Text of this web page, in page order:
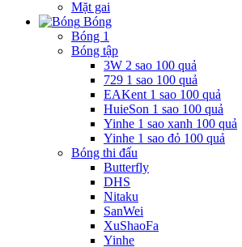
Mặt gai
Bóng
Bóng 1
Bóng tập
3W 2 sao 100 quả
729 1 sao 100 quả
EAKent 1 sao 100 quả
HuieSon 1 sao 100 quả
Yinhe 1 sao xanh 100 quả
Yinhe 1 sao đỏ 100 quả
Bóng thi đấu
Butterfly
DHS
Nitaku
SanWei
XuShaoFa
Yinhe